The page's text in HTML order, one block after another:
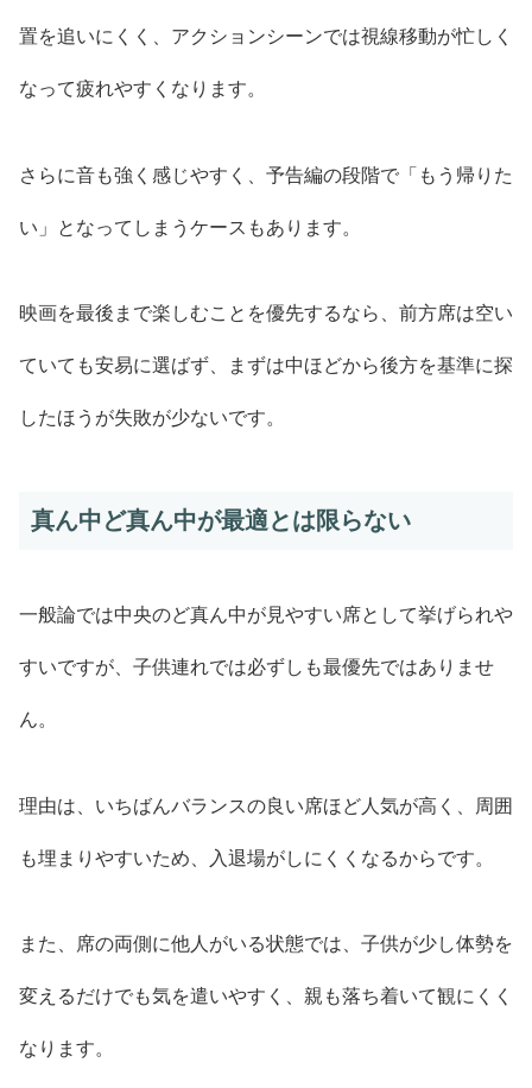
置を追いにくく、アクションシーンでは視線移動が忙しく
なって疲れやすくなります。
さらに音も強く感じやすく、予告編の段階で「もう帰りた
い」となってしまうケースもあります。
映画を最後まで楽しむことを優先するなら、前方席は空い
ていても安易に選ばず、まずは中ほどから後方を基準に探
したほうが失敗が少ないです。
真ん中ど真ん中が最適とは限らない
一般論では中央のど真ん中が見やすい席として挙げられや
すいですが、子供連れでは必ずしも最優先ではありませ
ん。
理由は、いちばんバランスの良い席ほど人気が高く、周囲
も埋まりやすいため、入退場がしにくくなるからです。
また、席の両側に他人がいる状態では、子供が少し体勢を
変えるだけでも気を遣いやすく、親も落ち着いて観にくく
なります。